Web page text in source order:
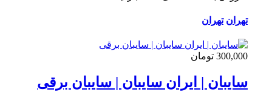
تهران تهران
300,000 تومان
سایبان | ایران سایبان | سایبان برقی